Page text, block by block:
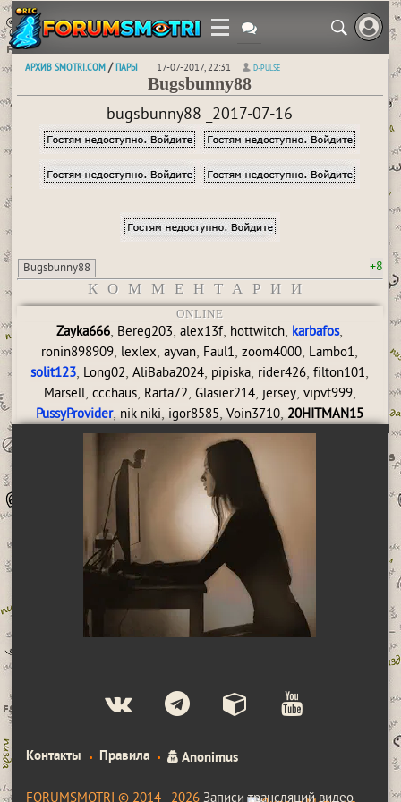
АРХИВ SMOTRI.COM /ПАРЫ 17-07-2017, 22:31 D-PULSE
Bugsbunny88
bugsbunny88 _2017-07-16
Bugsbunny88 +8
КОММЕНТАРИИ
ONLINE
Zayka666, Bereg203,alex13f, hottwitch, karbafos,
ronin898909, lexlex,ayvan, Faul1,zoom4000, Lambo1,
solit123, Long02,AliBaba2024, pipiska, rider426,filton101,
Marsell, ccchaus, Rarta72, Glasier214, jersey, vipvt999,
PussyProvider, nik-niki, igor8585,Voin3710,20HITMAN15
Контакты Правила Anonimus